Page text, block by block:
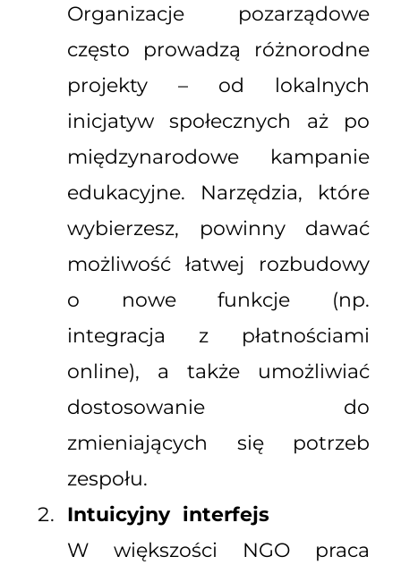
Organizacje pozarządowe
często prowadzą różnorodne
projekty – od lokalnych
inicjatyw społecznych aż po
międzynarodowe kampanie
edukacyjne. Narzędzia, które
wybierzesz, powinny dawać
możliwość łatwej rozbudowy
o nowe funkcje (np.
integracja z płatnościami
online), a także umożliwiać
dostosowanie do
zmieniających się potrzeb
zespołu.
Intuicyjny interfejs
W większości NGO praca